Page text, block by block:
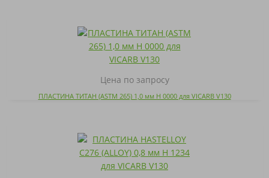
Цена по запросу
ПЛАСТИНА ТИТАН (ASTM 265) 1,0 мм H 0000 для VICARB V130